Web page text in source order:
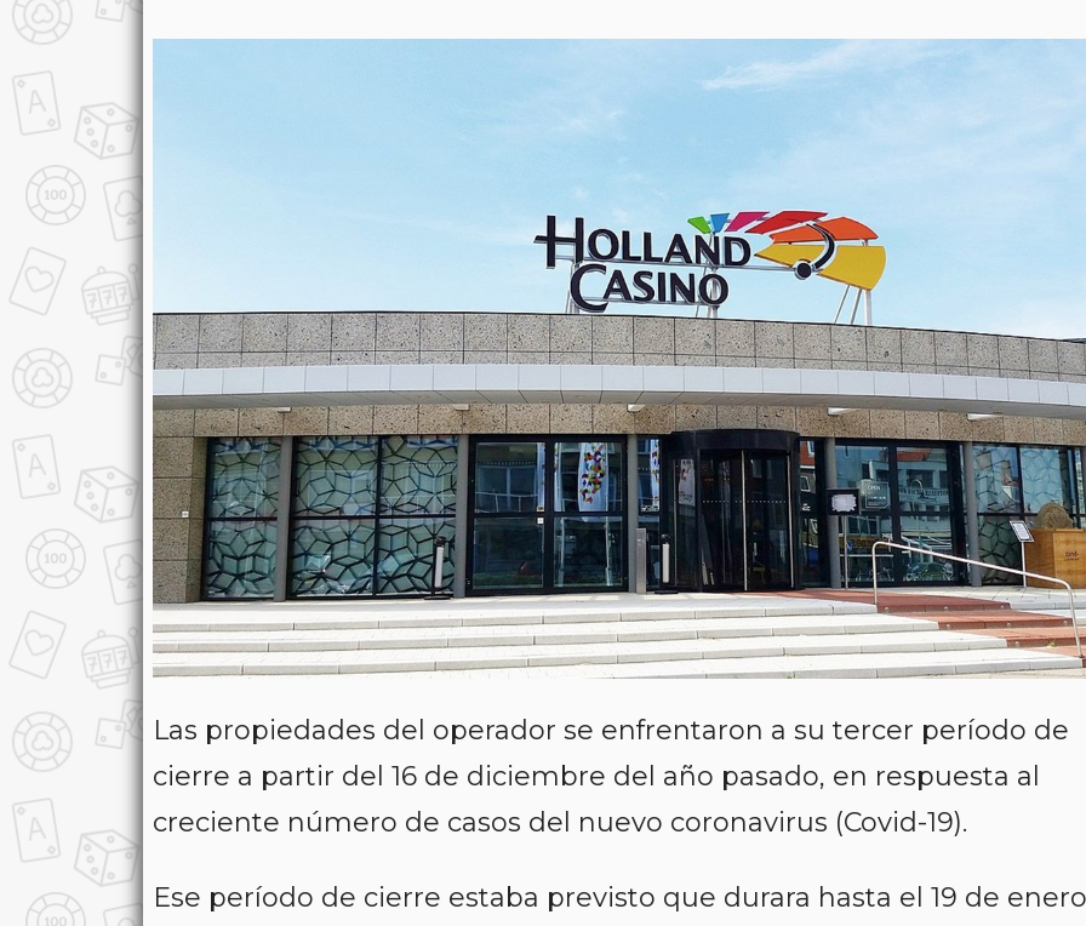
Las propiedades del operador se enfrentaron a su tercer período de
cierre a partir del 16 de diciembre del año pasado, en respuesta al
creciente número de casos del nuevo coronavirus (Covid-19).
Ese período de cierre estaba previsto que durara hasta el 19 de